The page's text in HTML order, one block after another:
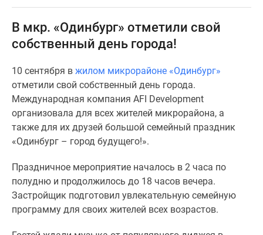
Готовые
новостройки
Новостройки
Специальные
предложения
Коммерческие
помещения
Продавцы
застройщики
Панорамы
новостроек
Видеообзор
новостроек
Экспертиза
В мкр. «Одинбург» отметили свой
собственный день города!
10 сентября в жилом микрорайоне «Одинбург»
отметили свой собственный день города.
Международная компания AFI Development
организовала для всех жителей микрорайона, а
также для их друзей большой семейный праздник
«Одинбург – город будущего!».
Праздничное мероприятие началось в 2 часа по
полудню и продолжилось до 18 часов вечера.
Застройщик подготовил увлекательную семейную
программу для своих жителей всех возрастов.